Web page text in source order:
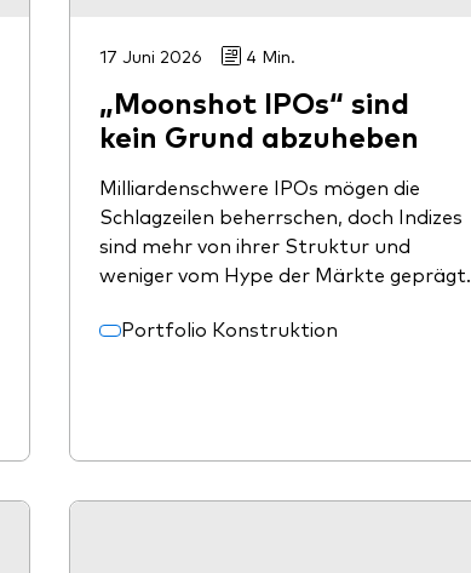
17 Juni 2026 4 Min.
„Moonshot IPOs“ sind
kein Grund abzuheben
Milliardenschwere IPOs mögen die
Schlagzeilen beherrschen, doch Indizes
sind mehr von ihrer Struktur und
weniger vom Hype der Märkte geprägt.
Portfolio Konstruktion